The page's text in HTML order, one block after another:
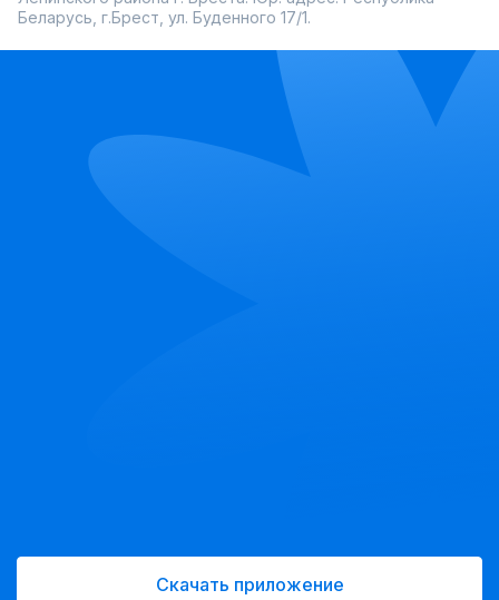
Беларусь, г.Брест, ул. Буденного 17/1.
Скачать приложение